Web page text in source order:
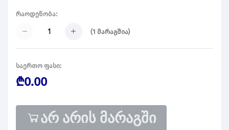
რაოდენობა:
(1 მარაგშია)
საერთო ფასი:
₾0.00
არ არის მარაგში